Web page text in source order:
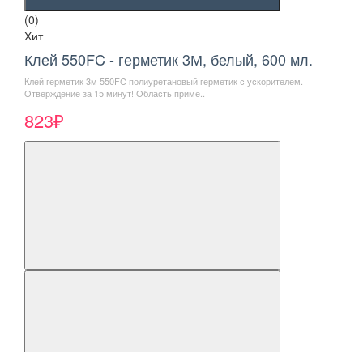
(0)
Хит
Клей 550FC - герметик 3М, белый, 600 мл.
Клей герметик 3м 550FC полиуретановый герметик с ускорителем.
Отверждение за 15 минут! Область приме..
823₽